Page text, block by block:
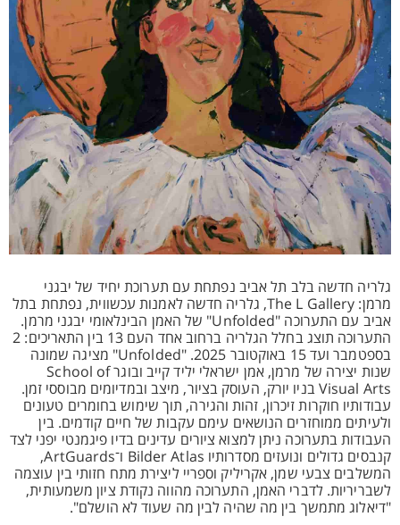
גלריה חדשה בלב תל אביב נפתחת עם תערוכת יחיד של יבגני
מרמן: The L Gallery, גלריה חדשה לאמנות עכשווית, נפתחת בתל
אביב עם התערוכה "Unfolded" של האמן הבינלאומי יבגני מרמן.
התערוכה תוצג בחלל הגלריה ברחוב אחד העם 13 בין התאריכים: 2
בספטמבר ועד 15 באוקטובר 2025. "Unfolded" מציגה שמונה
שנות יצירה של מרמן, אמן ישראלי יליד קייב ובוגר School of
Visual Arts בניו יורק, העוסק בציור, מיצב ובמדיומים מבוססי זמן.
עבודותיו חוקרות זיכרון, זהות והגירה, תוך שימוש בחומרים טעונים
ולעיתים ממוחזרים הנושאים עימם עקבות של חיים קודמים. בין
העבודות בתערוכה ניתן למצוא ציורים עדינים בדיו פיגמנטי יפני לצד
קנבסים גדולים ונועזים מסדרותיו Bilder Atlas ו־ArtGuards,
המשלבים צבעי שמן, אקריליק וספריי ליצירת מתח חזותי בין עוצמה
לשבריריות. לדברי האמן, התערוכה מהווה נקודת ציון משמעותית,
"דיאלוג מתמשך בין מה שהיה לבין מה שעוד לא הושלם".